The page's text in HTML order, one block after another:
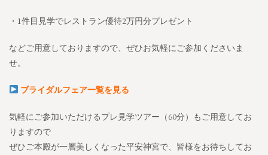
・1件目見学でレストラン優待2万円分プレゼント
などご用意しておりますので、ぜひお気軽にご参加くださいま
せ。
ブライダルフェア一覧を見る
気軽にご参加いただけるプレ見学ツアー（60分）もご用意してお
りますので
ぜひご本殿が一層美しくなった平安神宮で、皆様をお待ちしてお